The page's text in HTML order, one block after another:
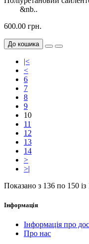
&nb..
600.00 грн.
До кошика
|<
<
6
7
8
9
10
11
12
13
14
>
>|
Показано з 136 по 150
Інформація
Інформація про
Про нас